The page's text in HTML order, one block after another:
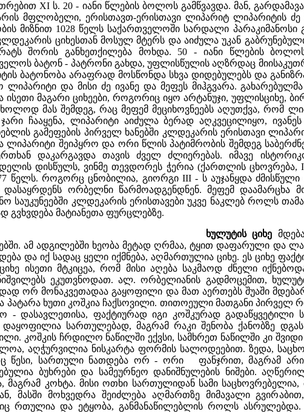
XI ს. 20 - იანი წლების ბოლოს გამწვავდა. მან,
მფლობელი, ერისთავთ-ერისთავი ლიპარიტ ლიპარიტის ძე
მიზნით 1028 წელს საქართველოში სარდალი
ციხესთან მოსულ მტერს და აიძულა უკან
შორის განხეთქილება მოხდა. 50 - იანი წლების
ბატონ - პატრონი გახდა, უფლისწულის აღზრდაც
ბატონობა არაფრად მოსწონდა სხვა დიდებულებს და
ლიპარიტი და მისი ძე ივანე და მეფეს მიჰგვარა.
ისეთი მაგარი ციხეები, როგორიც იყო არტანუჯი, უფლისციხე,
მას შემდეგ, რაც მეფემ მეციხოვნეებს აღუთქვა, რომ
ჯარი ჩააყენა, ლიპარიტი აიძულა ბერად აღკვეცილიყო,
გამეფების პირველ ხანებში კლდეკარის ერისთავი
ლიპარიტი შეიპყრო და ორი წლის პატიმრობის შემდეგ
დაკარგავდა თავის ძველ ძლიერებას. იმავე
დისწულს, ვინმე თევდორეს ჭერია (ქართლის ცხოვრება,
წელს. როგორც ცნობილია, გიორგი III - ს აუჯანყდა
დასაყრდენს ორბელნი წარმოადგენდნენ. მეფემ დაამარცხა
საუკუნეებში კლდეკარის ერისთავები უკვე ნაკლებ როლს
გვხვდება მატიანეთა ფურცლებზე.
ხულუტის ციხე
ამ ადგილებში ხეობა მეტად ღრმაა, ტყით დაფარული და
და იქ სადაც ყელი იქმნება, აღმართულია ციხე. ეს ციხე
ისეთი მტკიცეა, რომ მისი აღება საკმაოდ ძნელი
ეკუთვნოდათ. ალ. ორბელიანის გადმოცემით,
ორ მონაკვეთადაა გაყოფილი და მათ აერთებს შუაში
პატარა ხუთი კოშკია ჩაქსოვილი. თითოეული მათგანი პირველ
- დასავლეთისა, ფაქტიურად იგი კოშკურად
დაყოფილია სართულებად, მაგრამ რაკი შენობა ქანობზე
კოშკის ჩრდილო ნაწილში ექვსი, სამხრეთ ნაწილში კი
აღჭურვილია ნისკარტა ფორმის სალოდეებით. ზედა,
წესი, სართული ნათდება ორ - ორი ფანჯრით, მაგრამ არის
ბუხრები და სამეურნეო დანიშნულების ნიშები.
მაგრამ კოხტა. მისი ოთხი სართულიდან სამი
მასში მოხვედრა შეიძლება აღმართზე მიმავალი
რთულია და ეტყობა, განმანაწილებლის როლს ასრულებდა.